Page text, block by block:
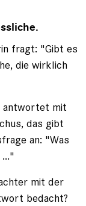
fragt: "Gibt es
die wirklich
antwortet mit
das gibt
an: "Was
mit der
bedacht?